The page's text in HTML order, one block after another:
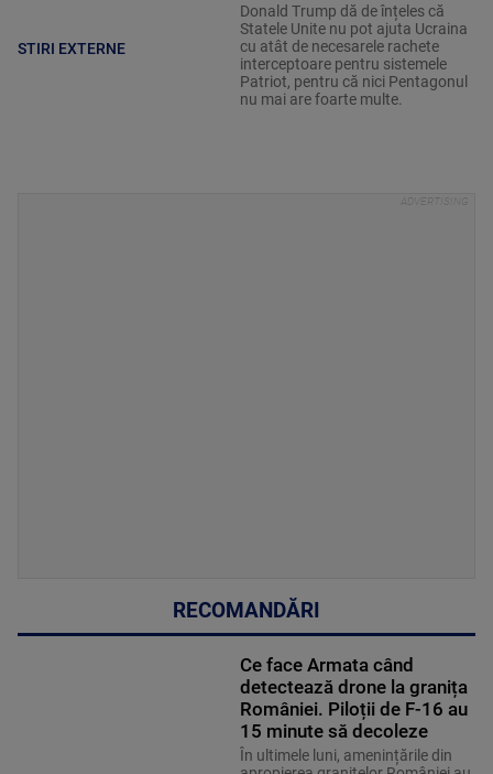
STIRI EXTERNE
Donald Trump dă de înțeles că
Statele Unite nu pot ajuta Ucraina
cu atât de necesarele rachete
interceptoare pentru sistemele
Patriot, pentru că nici Pentagonul
nu mai are foarte multe.
RECOMANDĂRI
Ce face Armata când
detectează drone la granița
României. Piloții de F-16 au
15 minute să decoleze
În ultimele luni, amenințările din